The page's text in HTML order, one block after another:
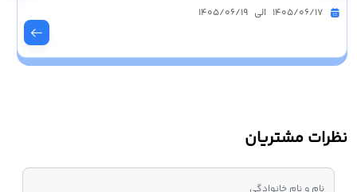
1405/06/17 الی 1405/06/19
نظرات مشتریان